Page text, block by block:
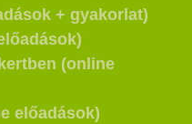
+ gyakorlat)
(online
előadások)